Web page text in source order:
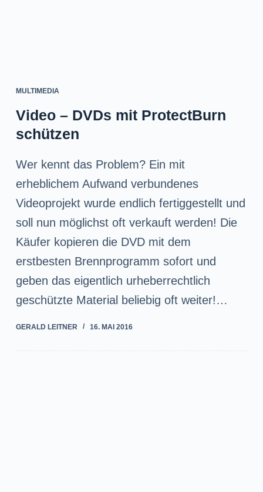
MULTIMEDIA
Video – DVDs mit ProtectBurn
schützen
Wer kennt das Problem? Ein mit
erheblichem Aufwand verbundenes
Videoprojekt wurde endlich fertiggestellt und
soll nun möglichst oft verkauft werden! Die
Käufer kopieren die DVD mit dem
erstbesten Brennprogramm sofort und
geben das eigentlich urheberrechtlich
geschützte Material beliebig oft weiter!…
GERALD LEITNER 16. MAI 2016